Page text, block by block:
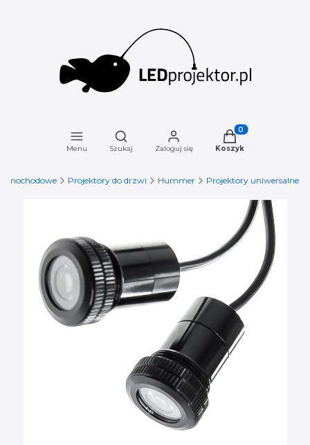
Menu
Otwórz wyszukiwarkę
Szukaj Zaloguj się
Produkty w
Koszyk
Projektory do drzwi Hummer Projektory uniwersalne